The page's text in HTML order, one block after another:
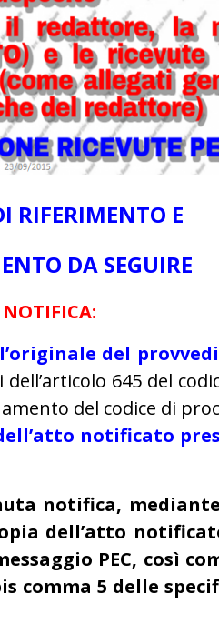
RIFERIMENTO E
DA SEGUIRE
del
dell’articolo 645 del
del codice di
notificato
notifica,
dell’atto
PEC, così
comma 5 delle